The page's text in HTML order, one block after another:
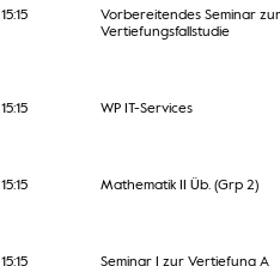
15:15
Vorbereitendes Seminar zur
Vertiefungsfallstudie
15:15 WP IT-Services
15:15 Mathematik II Üb. (Grp 2)
15:15 Seminar I zur Vertiefung A